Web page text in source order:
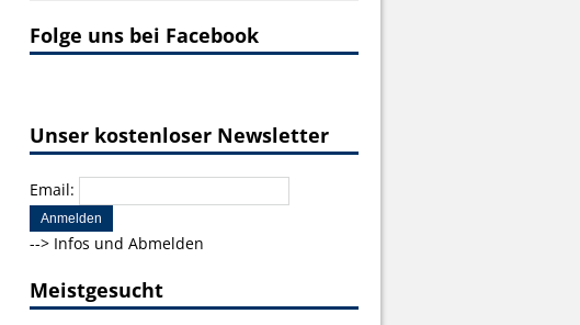
Folge uns bei Facebook
Unser kostenloser Newsletter
Email:
--> Infos und Abmelden
Meistgesucht